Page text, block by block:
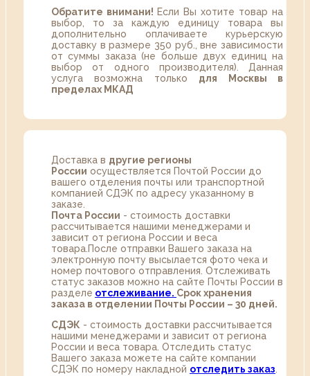
Обратите внимани! Если Вы хотите товар на
выбор, то за каждую единицу товара вы
дополнительно оплачиваете курьерскую
доставку в размере 350 руб., вне зависимости
от суммы заказа (не больше двух единиц на
выбор от одного производителя). Данная
услуга возможна только для Москвы в
пределах МКАД
Доставка в другие регионы
России осуществляется Почтой России до
вашего отделения почты или транспортной
компанией СДЭК по адресу указанному в
заказе.
Почта России - стоимость доставки
рассчитывается нашими менеджерами и
зависит от региона России и веса
товара.После отправки Вашего заказа на
электронную почту высылается фото чека и
номер почтового отправления. Отслеживать
статус заказов можно на сайте Почты России в
разделе oтслеживание. Срок хранения
заказа в отделении Почты России – 30 дней.
СДЭК - стоимость доставки рассчитывается
нашими менеджерами и зависит от региона
России и веса товара. Отследить статус
Вашего заказа можете на сайте компании
СДЭК по номеру накладной отследить заказ